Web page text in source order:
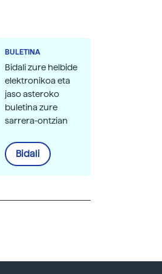
BULETINA
Bidali zure helbide
elektronikoa eta
jaso asteroko
buletina zure
sarrera-ontzian
Bidali